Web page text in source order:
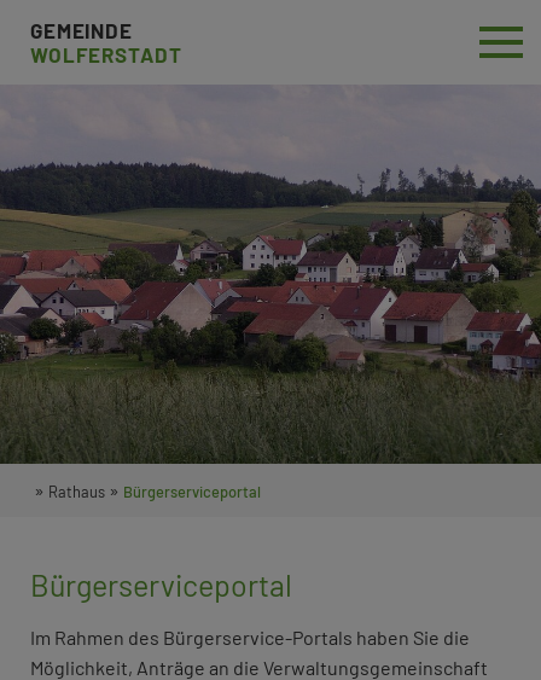
GEMEINDE
WOLFERSTADT
» Rathaus » Bürgerserviceportal
Bürgerserviceportal
Im Rahmen des Bürgerservice-Portals haben Sie die
Möglichkeit, Anträge an die Verwaltungsgemeinschaft